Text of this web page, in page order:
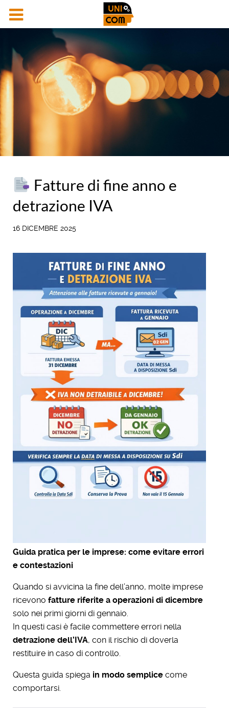
Fatture di fine anno e
detrazione IVA
16 DICEMBRE 2025
Guida pratica per le imprese: come evitare errori
e contestazioni
Quando si avvicina la fine dell’anno, molte imprese
ricevono fatture riferite a operazioni di dicembre
solo nei primi giorni di gennaio.
In questi casi è facile commettere errori nella
detrazione dell’IVA, con il rischio di doverla
restituire in caso di controllo.
Questa guida spiega in modo semplice come
comportarsi.